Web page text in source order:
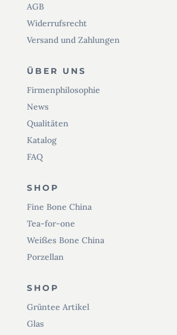
AGB
Widerrufsrecht
Versand und Zahlungen
ÜBER UNS
Firmenphilosophie
News
Qualitäten
Katalog
FAQ
SHOP
Fine Bone China
Tea-for-one
Weißes Bone China
Porzellan
SHOP
Grüntee Artikel
Glas